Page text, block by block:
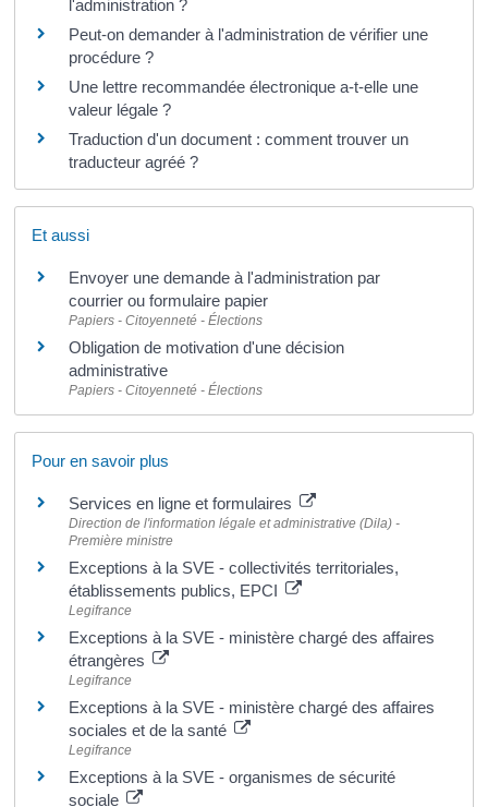
l'administration ?
Peut-on demander à l'administration de vérifier une
procédure ?
Une lettre recommandée électronique a-t-elle une
valeur légale ?
Traduction d'un document : comment trouver un
traducteur agréé ?
Et aussi
Envoyer une demande à l'administration par
courrier ou formulaire papier
Papiers - Citoyenneté - Élections
Obligation de motivation d'une décision
administrative
Papiers - Citoyenneté - Élections
Pour en savoir plus
Services en ligne et formulaires
Direction de l'information légale et administrative (Dila) -
Première ministre
Exceptions à la SVE - collectivités territoriales,
établissements publics, EPCI
Legifrance
Exceptions à la SVE - ministère chargé des affaires
étrangères
Legifrance
Exceptions à la SVE - ministère chargé des affaires
sociales et de la santé
Legifrance
Exceptions à la SVE - organismes de sécurité
sociale